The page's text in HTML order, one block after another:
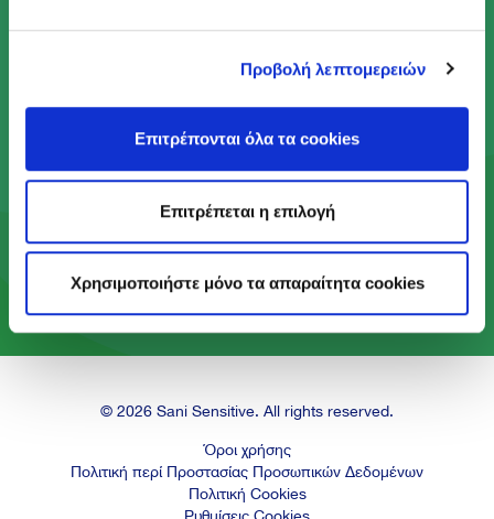
Προβολή λεπτομερειών
Επιτρέπονται όλα τα cookies
Επιτρέπεται η επιλογή
Χρησιμοποιήστε μόνο τα απαραίτητα cookies
αίσθημα φροντίδας που βρίσκεται στον πυρήνα
του DNA μας, ώστε να προσφέρουμε ένα
Μάθε περισσότερα
© 2026 Sani Sensitive. All rights reserved.
Όροι χρήσης
Πολιτική περί Προστασίας Προσωπικών Δεδομένων
Πολιτική Cookies